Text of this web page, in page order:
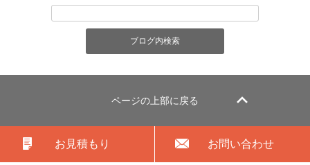
ページの上部に戻る
お見積もり お問い合わせ